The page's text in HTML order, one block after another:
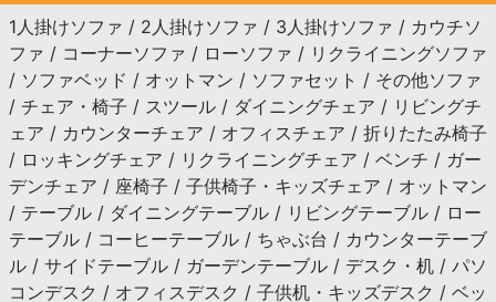
1人掛けソファ / 2人掛けソファ / 3人掛けソファ / カウチソ
ファ / コーナーソファ / ローソファ / リクライニングソファ
/ ソファベッド / オットマン / ソファセット / その他ソファ
/ チェア・椅子 / スツール / ダイニングチェア / リビングチ
ェア / カウンターチェア / オフィスチェア / 折りたたみ椅子
/ ロッキングチェア / リクライニングチェア / ベンチ / ガー
デンチェア / 座椅子 / 子供椅子・キッズチェア / オットマン
/ テーブル / ダイニングテーブル / リビングテーブル / ロー
テーブル / コーヒーテーブル / ちゃぶ台 / カウンターテーブ
ル / サイドテーブル / ガーデンテーブル / デスク・机 / パソ
コンデスク / オフィスデスク / 子供机・キッズデスク / ベッ